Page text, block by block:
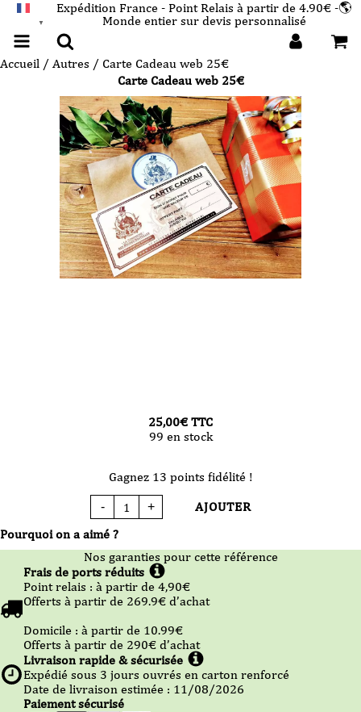
▼
Expédition France - Point Relais à partir de 4.90€ -🌎
Monde entier sur devis personnalisé
Accueil / Autres / Carte Cadeau web 25€
Carte Cadeau web 25€
Pourquoi on a aimé ?
25,00€ TTC
99 en stock
Gagnez 13 points fidélité !
-
quantité
de
Cadeau
25€
+ AJOUTER
Nos garanties pour cette référence
Frais de ports réduits
Point relais : à partir de 4,90€
Offerts à partir de 269.9€ d’achat
Domicile : à partir de 10.99€
Offerts à partir de 290€ d’achat
Livraison rapide & sécurisée
Expédié sous 3 jours ouvrés en carton renforcé
Date de livraison estimée : 11/08/2026
Paiement sécurisé